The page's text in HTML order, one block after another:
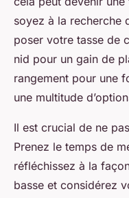
soyez à la recherche
poser votre tasse de
nid pour un gain de
rangement pour une
une multitude
Il est crucial de ne
Prenez le temps de
réfléchissez à la
basse et considérez